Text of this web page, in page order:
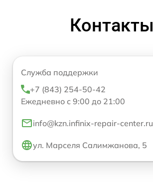
Контакты
Служба поддержки
+7 (843) 254-50-42
Ежедневно с 9:00 до 21:00
info@kzn.infinix-repair-center.ru
ул. Марселя Салимжанова, 5